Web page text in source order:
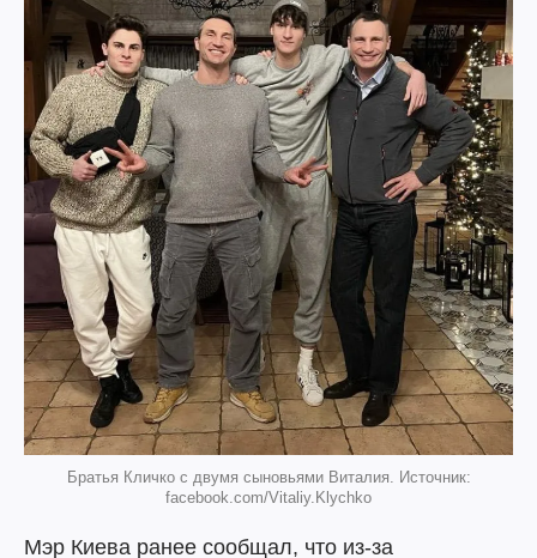
Братья Кличко с двумя сыновьями Виталия. Источник:
facebook.com/Vitaliy.Klychko
Мэр Киева ранее сообщал, что из-за